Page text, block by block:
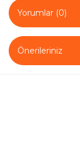
Yorumlar (0)
Önerileriniz